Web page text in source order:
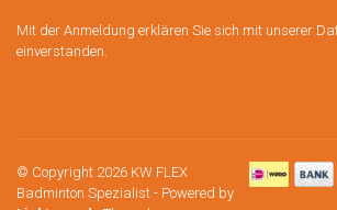
Mit der Anmeldung erklären Sie sich mit unserer
einverstanden.
© Copyright 2026 KW FLEX
Badminton Spezialist - Powered by